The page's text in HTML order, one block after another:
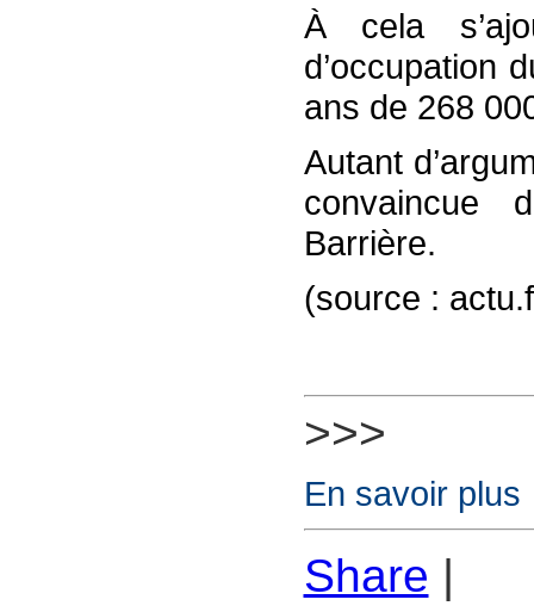
À cela
d’occupation
ans de 268
Autant
convaincue
Barrière.
(source :
>>>
En savoir plus
Share |